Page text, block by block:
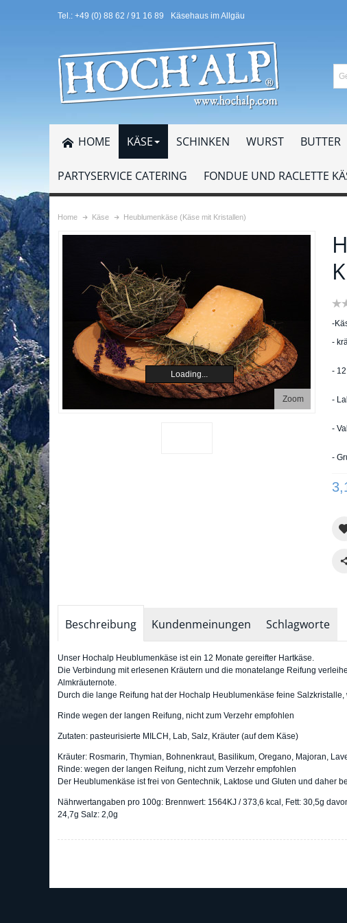
Tel.: +49 (0) 88 62 / 91 16 89 Käsehaus im Allgäu
HOME KÄSE SCHINKEN WURST BUTTER
PARTYSERVICE CATERING FONDUE UND RACLETTE
Home Käse Heublumenkäse (Käse mit Kristallen)
Loading...
Zoom
-
-
-
-
-
-
Beschreibung Kundenmeinungen Schlagworte
Unser Hochalp Heublumenkäse ist ein 12 Monate gereifter Hartkäse.
Die Verbindung mit erlesenen Kräutern und die monatelange Reifung
Almkräuternote.
Durch die lange Reifung hat der Hochalp Heublumenkäse feine
Rinde wegen der langen Reifung, nicht zum Verzehr empfohlen
Zutaten: pasteurisierte MILCH, Lab, Salz, Kräuter (auf dem Käse)
Kräuter: Rosmarin, Thymian, Bohnenkraut, Basilikum, Oregano, Majoran,
Rinde: wegen der langen Reifung, nicht zum Verzehr empfohlen
Der Heublumenkäse ist frei von Gentechnik, Laktose und Gluten und daher
Nährwertangaben pro 100g: Brennwert: 1564KJ / 373,6 kcal, Fett: 30,5g
24,7g Salz: 2,0g